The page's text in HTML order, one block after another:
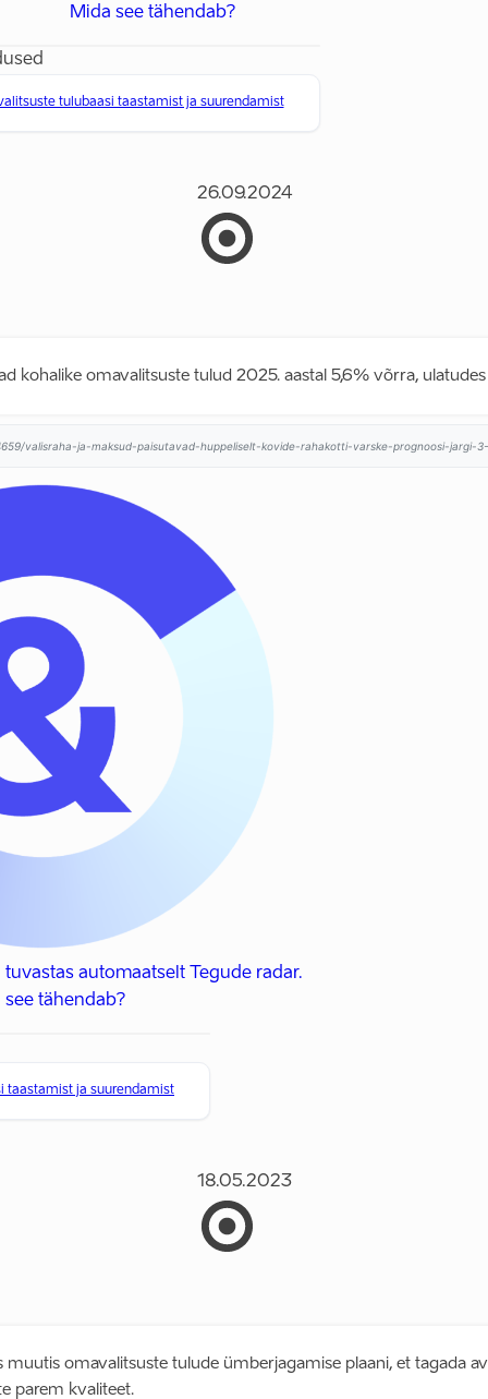
Mida see tähendab?
tulubaasi taastamist ja suurendamist
26.09.2024
kohalike omavalitsuste tulud 2025. aastal 5,6% võrra,
valisraha-ja-maksud-paisutavad-huppeliselt-kovide-rahakotti-varske-prognoosi-jargi-
automaatselt Tegude radar.
see tähendab?
taastamist ja suurendamist
18.05.2023
muutis omavalitsuste tulude ümberjagamise plaani, et tagada
parem kvaliteet.